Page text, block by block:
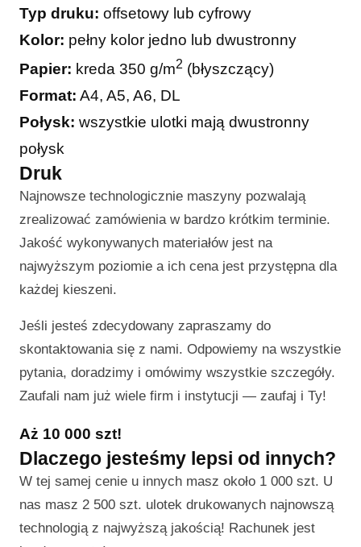
Typ druku: offsetowy lub cyfrowy
Kolor: pełny kolor jedno lub dwustronny
Papier: kreda 350 g/m2 (błyszczący)
Format: A4, A5, A6, DL
Połysk: wszystkie ulotki mają dwustronny
połysk
Druk
Najnowsze technologicznie maszyny pozwalają
zrealizować zamówienia w bardzo krótkim terminie.
Jakość wykonywanych materiałów jest na
najwyższym poziomie a ich cena jest przystępna dla
każdej kieszeni.
Jeśli jesteś zdecydowany zapraszamy do
skontaktowania się z nami. Odpowiemy na wszystkie
pytania, doradzimy i omówimy wszystkie szczegóły.
Zaufali nam już wiele firm i instytucji — zaufaj i Ty!
Aż 10 000 szt!
Dlaczego jesteśmy lepsi od innych?
W tej samej cenie u innych masz około 1 000 szt. U
nas masz 2 500 szt. ulotek drukowanych najnowszą
technologią z najwyższą jakością! Rachunek jest